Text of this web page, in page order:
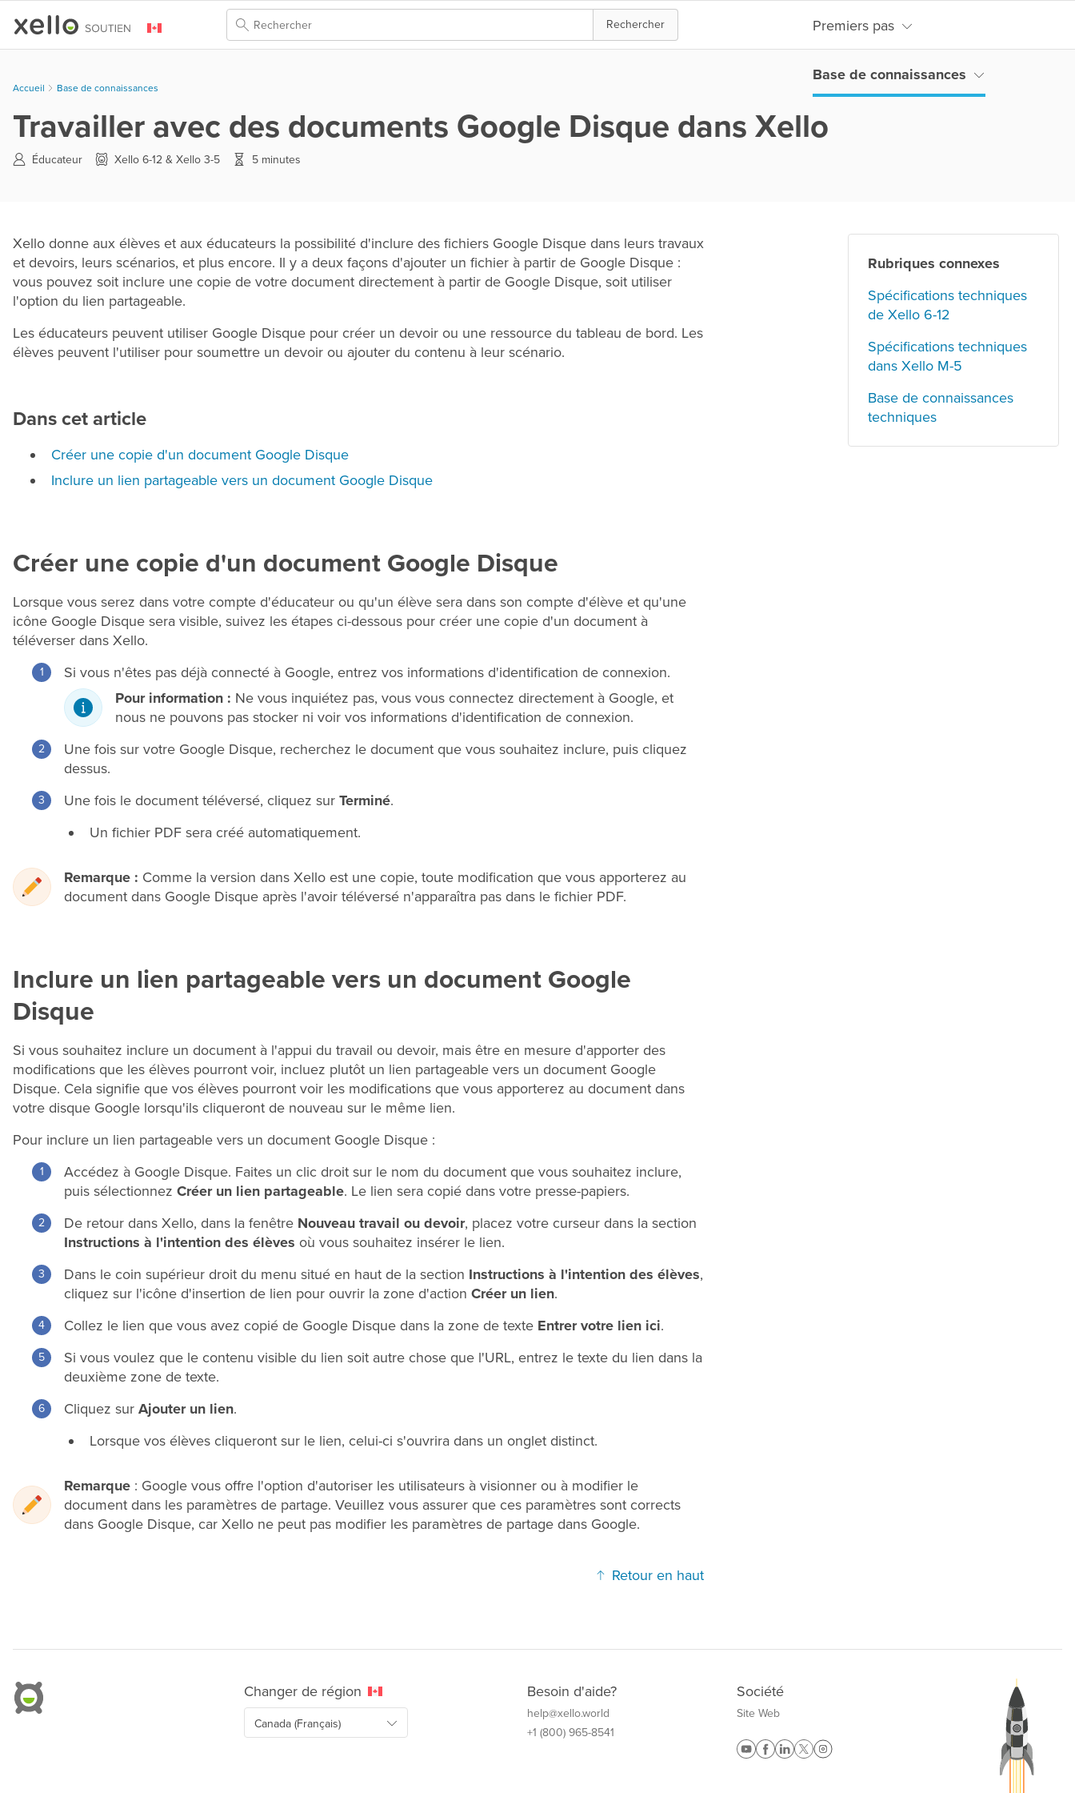
Skip To Main Content Rechercher Premiers pas
Base de connaissances
Accueil Base de connaissances
Travailler avec des documents Google Disque dans Xello
Éducateur Xello 6-12 & Xello 3-5 5 minutes
Xello donne aux élèves et aux éducateurs la possibilité d'inclure des fichiers Google Disque dans leurs travaux
et devoirs, leurs scénarios, et plus encore. Il y a deux façons d'ajouter un fichier à partir de Google Disque :
vous pouvez soit inclure une copie de votre document directement à partir de Google Disque, soit utiliser
l'option du lien partageable.
Les éducateurs peuvent utiliser Google Disque pour créer un devoir ou une ressource du tableau de bord. Les
élèves peuvent l'utiliser pour soumettre un devoir ou ajouter du contenu à leur scénario.
Dans cet article
Créer une copie d'un document Google Disque
Inclure un lien partageable vers un document Google Disque
Créer une copie d'un document Google Disque
Lorsque vous serez dans votre compte d'éducateur ou qu'un élève sera dans son compte d'élève et qu'une
icône Google Disque sera visible, suivez les étapes ci-dessous pour créer une copie d'un document à
téléverser dans Xello.
Si vous n'êtes pas déjà connecté à Google, entrez vos informations d'identification de connexion.
Pour information : Ne vous inquiétez pas, vous vous connectez directement à Google, et
nous ne pouvons pas stocker ni voir vos informations d'identification de connexion.
Une fois sur votre Google Disque, recherchez le document que vous souhaitez inclure, puis cliquez
dessus.
Une fois le document téléversé, cliquez sur Terminé.
Un fichier PDF sera créé automatiquement.
Remarque : Comme la version dans Xello est une copie, toute modification que vous apporterez au
document dans Google Disque après l'avoir téléversé n'apparaîtra pas dans le fichier PDF.
Inclure un lien partageable vers un document Google
Disque
Si vous souhaitez inclure un document à l'appui du travail ou devoir, mais être en mesure d'apporter des
modifications que les élèves pourront voir, incluez plutôt un lien partageable vers un document Google
Disque. Cela signifie que vos élèves pourront voir les modifications que vous apporterez au document dans
votre disque Google lorsqu'ils cliqueront de nouveau sur le même lien.
Pour inclure un lien partageable vers un document Google Disque :
Accédez à Google Disque. Faites un clic droit sur le nom du document que vous souhaitez inclure,
puis sélectionnez Créer un lien partageable. Le lien sera copié dans votre presse-papiers.
De retour dans Xello, dans la fenêtre Nouveau travail ou devoir, placez votre curseur dans la section
Instructions à l'intention des élèves où vous souhaitez insérer le lien.
Dans le coin supérieur droit du menu situé en haut de la section Instructions à l'intention des élèves,
cliquez sur l'icône d'insertion de lien pour ouvrir la zone d'action Créer un lien.
Collez le lien que vous avez copié de Google Disque dans la zone de texte Entrer votre lien ici.
Si vous voulez que le contenu visible du lien soit autre chose que l'URL, entrez le texte du lien dans la
deuxième zone de texte.
Cliquez sur Ajouter un lien.
Lorsque vos élèves cliqueront sur le lien, celui-ci s'ouvrira dans un onglet distinct.
Remarque : Google vous offre l'option d'autoriser les utilisateurs à visionner ou à modifier le
document dans les paramètres de partage. Veuillez vous assurer que ces paramètres sont corrects
dans Google Disque, car Xello ne peut pas modifier les paramètres de partage dans Google.
Retour en haut
Rubriques connexes
Spécifications techniques
de Xello 6-12
Spécifications techniques
dans Xello M-5
Base de connaissances
techniques
Changer de région Besoin d'aide?
help@xello.world
+1 (800) 965-8541
Société
Site Web